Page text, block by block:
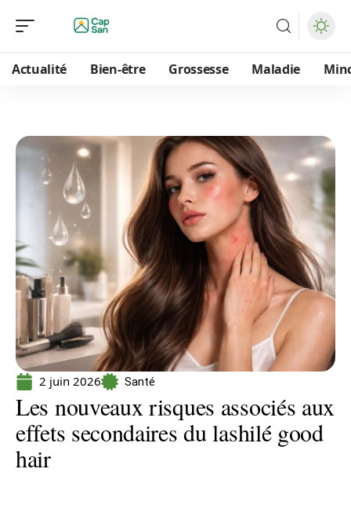
Actualité Bien-être Grossesse Maladie
2 juin 2026 Santé
Les nouveaux risques associés aux
effets secondaires du lashilé good
hair